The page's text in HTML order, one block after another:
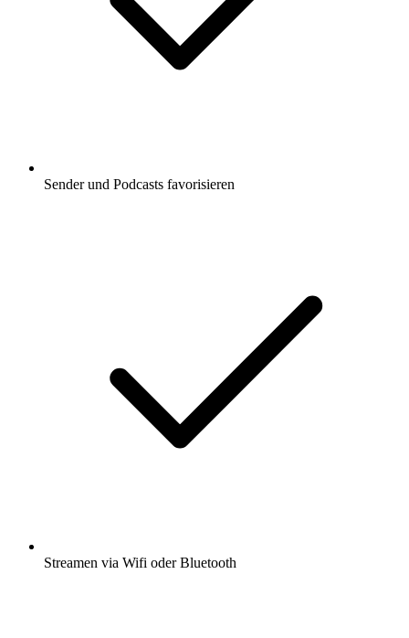
Sender und Podcasts favorisieren
Streamen via Wifi oder Bluetooth